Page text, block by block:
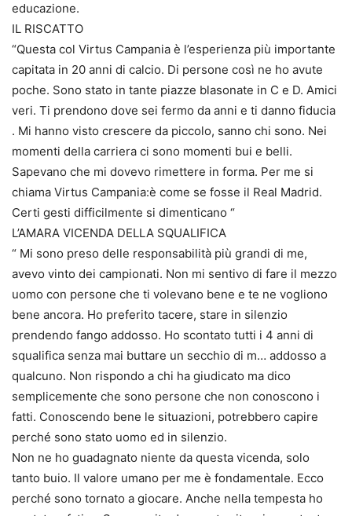
educazione.
IL RISCATTO
“Questa col Virtus Campania è l’esperienza più importante
capitata in 20 anni di calcio. Di persone così ne ho avute
poche. Sono stato in tante piazze blasonate in C e D. Amici
veri. Ti prendono dove sei fermo da anni e ti danno fiducia
. Mi hanno visto crescere da piccolo, sanno chi sono. Nei
momenti della carriera ci sono momenti bui e belli.
Sapevano che mi dovevo rimettere in forma. Per me si
chiama Virtus Campania:è come se fosse il Real Madrid.
Certi gesti difficilmente si dimenticano “
L’AMARA VICENDA DELLA SQUALIFICA
“ Mi sono preso delle responsabilità più grandi di me,
avevo vinto dei campionati. Non mi sentivo di fare il mezzo
uomo con persone che ti volevano bene e te ne vogliono
bene ancora. Ho preferito tacere, stare in silenzio
prendendo fango addosso. Ho scontato tutti i 4 anni di
squalifica senza mai buttare un secchio di m… addosso a
qualcuno. Non rispondo a chi ha giudicato ma dico
semplicemente che sono persone che non conoscono i
fatti. Conoscendo bene le situazioni, potrebbero capire
perché sono stato uomo ed in silenzio.
Non ne ho guadagnato niente da questa vicenda, solo
tanto buio. Il valore umano per me è fondamentale. Ecco
perché sono tornato a giocare. Anche nella tempesta ho